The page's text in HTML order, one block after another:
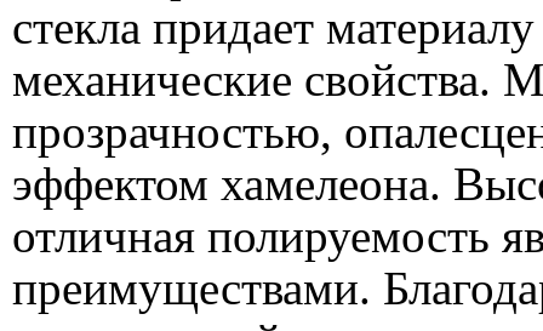
стекла придает
механические свойства.
прозрачностью,
эффектом хамелеона.
отличная полируемость
преимуществами.